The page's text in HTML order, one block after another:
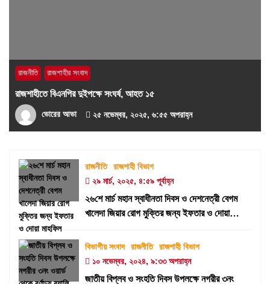
রাজনীতি রাজশাহীর সংবাদ
রাজশাহীতে বিএনপির দুইপক্ষে সংঘর্ষ, আহত ১৫
ভোরের আভা ২৫ নভেম্বর, ২০২৫, ৬:৫৫ অপরাহ্ন
রাজনীতি
রাজশাহী বিভাগ
২৯ মার্চ, ২০২৫, ৪:৫৯ পূর্বাহ্ন
২৬শে মার্চ মহান স্বাধীনতা দিবস ও দেশনেত্রী বেগম
খালেদা জিয়ার রোগ মুক্তির জন্য ইফতার ও দোয়া
বিভাগীয় সংবাদ রাজনীতি
রাজশাহী বিভাগ
১০ নভেম্বর, ২০২৪, ৯:৩৩ অপরাহ্ন
জাতীয় বিপ্লব ও সংহতি দিবস উপলক্ষে নগরীর ৩নং